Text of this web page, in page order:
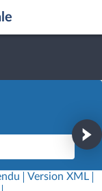
Version XML